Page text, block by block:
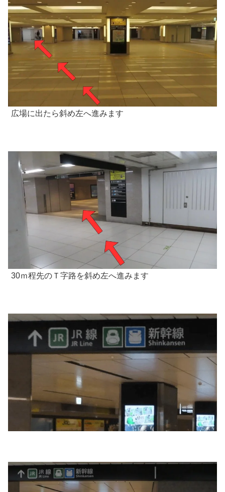
広場に出たら斜め左へ進みます
30ｍ程先のＴ字路を斜め左へ進みます